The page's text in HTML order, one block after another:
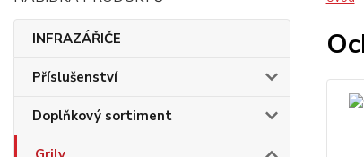
INFRAZÁŘIČE
Příslušenství
Doplňkový sortiment